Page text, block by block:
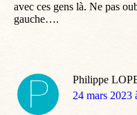
avec ces gens là. Ne pas
gauche….
Philippe
dit
24 mars 2023